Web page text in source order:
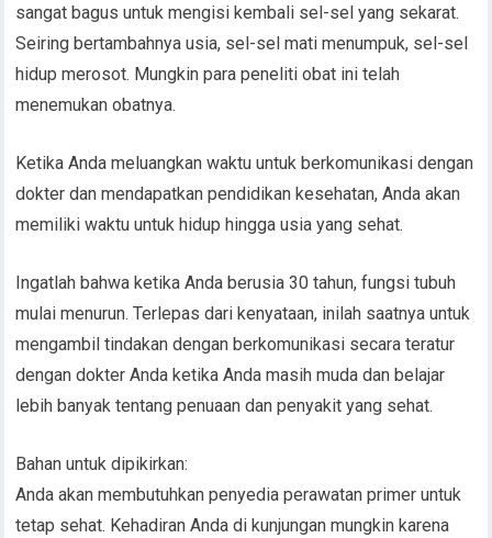
sangat bagus untuk mengisi kembali sel-sel yang sekarat.
Seiring bertambahnya usia, sel-sel mati menumpuk, sel-sel
hidup merosot. Mungkin para peneliti obat ini telah
menemukan obatnya.
Ketika Anda meluangkan waktu untuk berkomunikasi dengan
dokter dan mendapatkan pendidikan kesehatan, Anda akan
memiliki waktu untuk hidup hingga usia yang sehat.
Ingatlah bahwa ketika Anda berusia 30 tahun, fungsi tubuh
mulai menurun. Terlepas dari kenyataan, inilah saatnya untuk
mengambil tindakan dengan berkomunikasi secara teratur
dengan dokter Anda ketika Anda masih muda dan belajar
lebih banyak tentang penuaan dan penyakit yang sehat.
Bahan untuk dipikirkan:
Anda akan membutuhkan penyedia perawatan primer untuk
tetap sehat. Kehadiran Anda di kunjungan mungkin karena